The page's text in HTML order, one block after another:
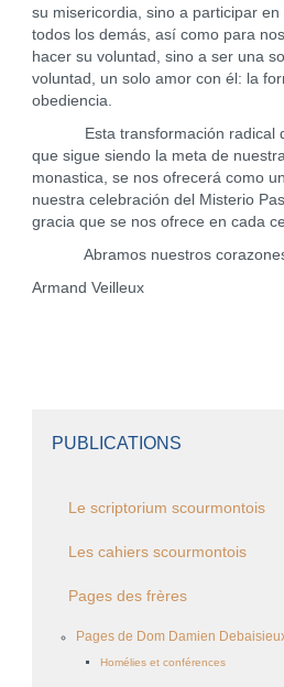
su misericordia, sino a participar
todos los demás, así como para
hacer su voluntad, sino a ser una
voluntad, un solo amor con él: la
obediencia.
Esta transformación radical
que sigue siendo la meta de
monastica, se nos ofrecerá como
nuestra celebración del Misterio
gracia que se nos ofrece en cada
Abramos nuestros corazones
Armand Veilleux
PUBLICATIONS
Le scriptorium scourmontois
Les cahiers scourmontois
Pages des frères
Pages de Dom Damien
Homélies et conférences